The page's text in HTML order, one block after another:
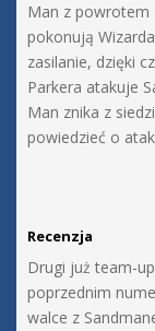
Man z powrotem
pokonują
zasilanie, dzięki
Parkera atakuje
Man znika z
powiedzieć o
Recenzja
Drugi już team-
poprzednim
walce z